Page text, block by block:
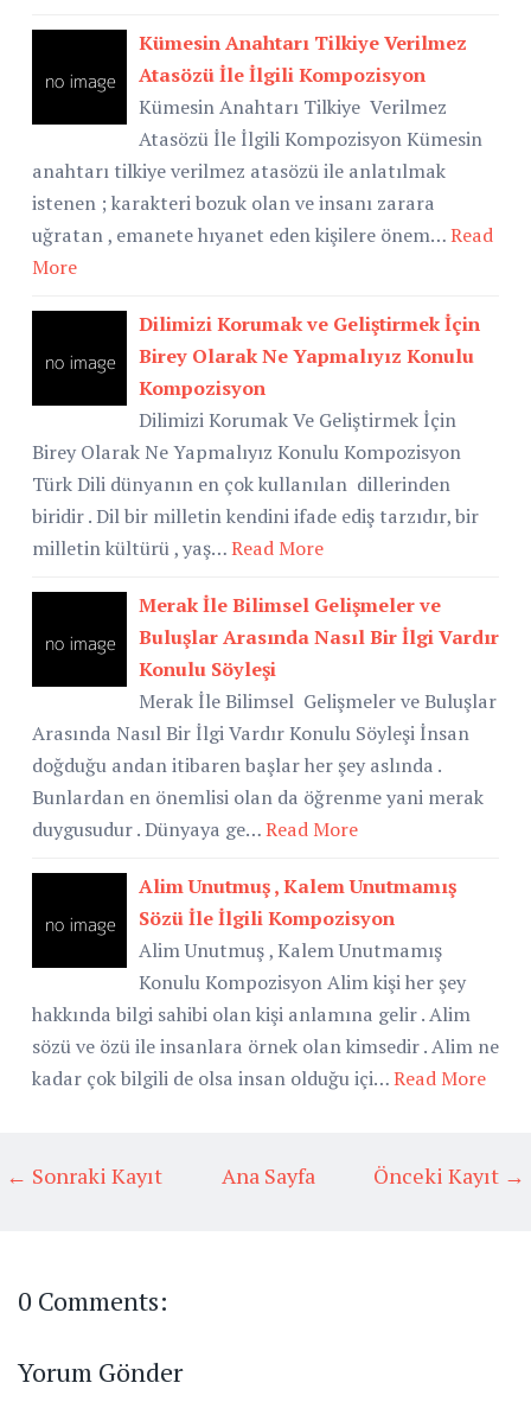
Kümesin Anahtarı Tilkiye Verilmez
Atasözü İle İlgili Kompozisyon
Kümesin Anahtarı Tilkiye Verilmez
Atasözü İle İlgili Kompozisyon Kümesin
anahtarı tilkiye verilmez atasözü ile anlatılmak
istenen ; karakteri bozuk olan ve insanı zarara
uğratan , emanete hıyanet eden kişilere önem…Read
More
Dilimizi Korumak ve Geliştirmek İçin
Birey Olarak Ne Yapmalıyız Konulu
Kompozisyon
Dilimizi Korumak Ve Geliştirmek İçin
Birey Olarak Ne Yapmalıyız Konulu Kompozisyon
Türk Dili dünyanın en çok kullanılan dillerinden
biridir . Dil bir milletin kendini ifade ediş tarzıdır, bir
milletin kültürü , yaş…Read More
Merak İle Bilimsel Gelişmeler ve
Buluşlar Arasında Nasıl Bir İlgi Vardır
Konulu Söyleşi
Merak İle Bilimsel Gelişmeler ve Buluşlar
Arasında Nasıl Bir İlgi Vardır Konulu Söyleşi İnsan
doğduğu andan itibaren başlar her şey aslında .
Bunlardan en önemlisi olan da öğrenme yani merak
duygusudur . Dünyaya ge…Read More
Alim Unutmuş , Kalem Unutmamış
Sözü İle İlgili Kompozisyon
Alim Unutmuş , Kalem Unutmamış
Konulu Kompozisyon Alim kişi her şey
hakkında bilgi sahibi olan kişi anlamına gelir . Alim
sözü ve özü ile insanlara örnek olan kimsedir . Alim ne
kadar çok bilgili de olsa insan olduğu içi…Read More
← Sonraki Kayıt Önceki Kayıt →
Ana Sayfa
0 Comments:
Yorum Gönder